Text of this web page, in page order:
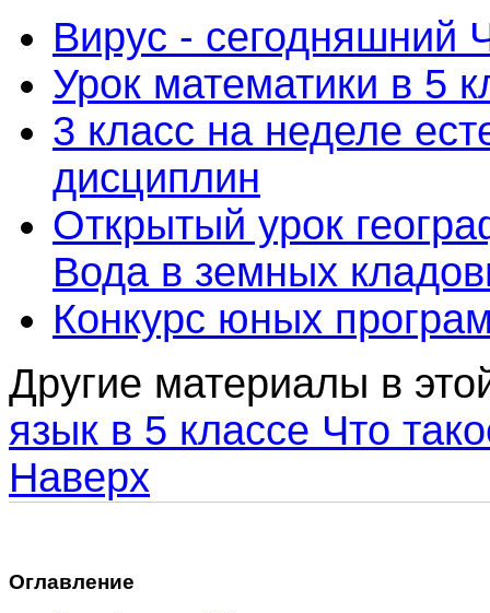
Вирус - сегодняшний
Урок математики в 5
3 класс на неделе
дисциплин
Открытый урок
Вода в земных
Конкурс юных
Другие материалы в
язык в 5 классе Что
Наверх
Оглавление